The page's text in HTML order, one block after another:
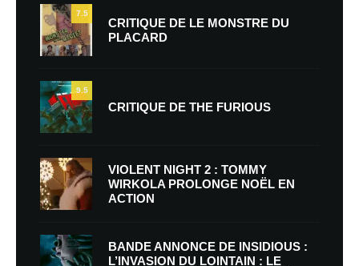
7.5
CRITIQUE DE LE MONSTRE DU
PLACARD
9.5
CRITIQUE DE THE FURIOUS
VIOLENT NIGHT 2 : TOMMY
WIRKOLA PROLONGE NOËL EN
ACTION
BANDE ANNONCE DE INSIDIOUS :
L’INVASION DU LOINTAIN : LE